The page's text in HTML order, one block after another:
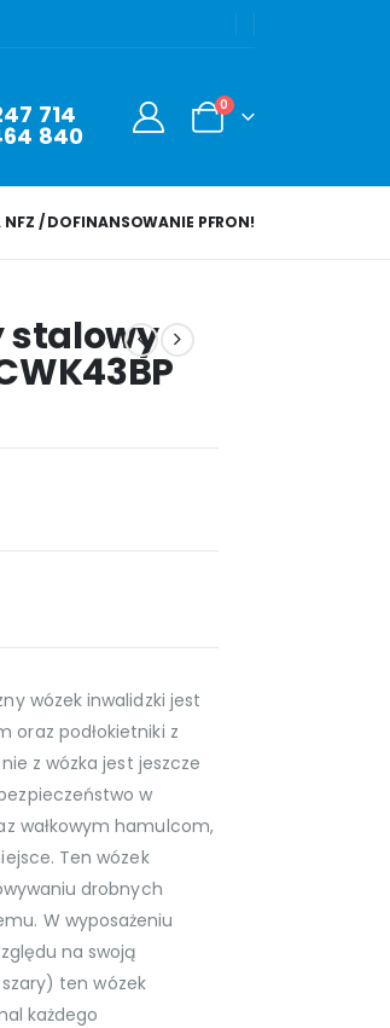
714
840
0
NFZ / DOFINANSOWANIE PFRON!
stalowy
wózek inwalidzki jest
oraz podłokietniki z
z wózka jest jeszcze
w
wałkowym hamulcom,
Ten wózek
drobnych
W wyposażeniu
na swoją
ten wózek
każdego